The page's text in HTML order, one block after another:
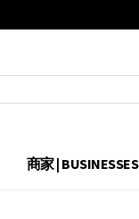
商家 | BUSINESSES